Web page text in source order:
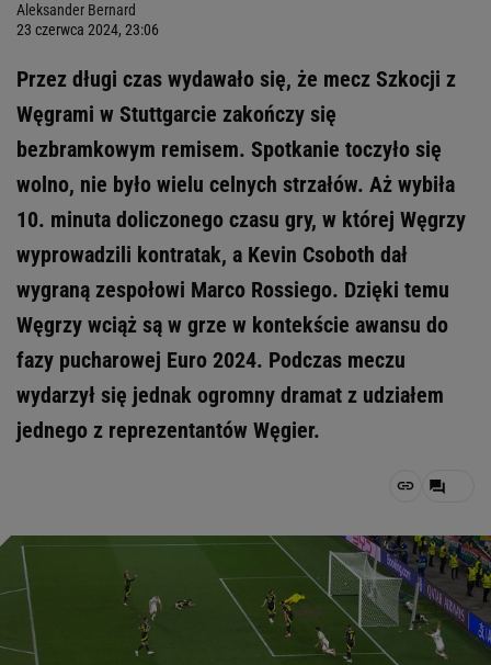
Aleksander Bernard
23 czerwca 2024, 23:06
Przez długi czas wydawało się, że mecz Szkocji z
Węgrami w Stuttgarcie zakończy się
bezbramkowym remisem. Spotkanie toczyło się
wolno, nie było wielu celnych strzałów. Aż wybiła
10. minuta doliczonego czasu gry, w której Węgrzy
wyprowadzili kontratak, a Kevin Csoboth dał
wygraną zespołowi Marco Rossiego. Dzięki temu
Węgrzy wciąż są w grze w kontekście awansu do
fazy pucharowej Euro 2024. Podczas meczu
wydarzył się jednak ogromny dramat z udziałem
jednego z reprezentantów Węgier.